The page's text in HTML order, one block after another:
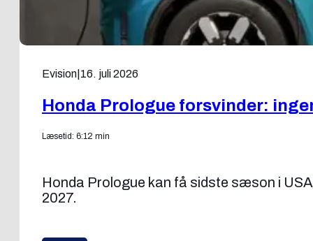
Evision 16. juli 2026
Honda Prologue forsvinder:
Læsetid: 6:12 min
Honda Prologue kan få sidste sæson i
2027.